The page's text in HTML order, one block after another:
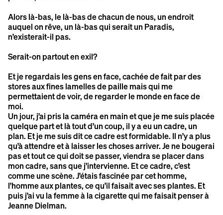
Alors là-bas, le là-bas de chacun de nous, un endroit
auquel on rêve, un là-bas qui serait un Paradis,
n’existerait-il pas.
Serait-on partout en exil?
Et je regardais les gens en face, cachée de fait par des
stores aux fines lamelles de paille mais qui me
permettaient de voir, de regarder le monde en face de
moi.
Un jour, j’ai pris la caméra en main et que je me suis placée
quelque part et là tout d’un coup, il y a eu un cadre, un
plan. Et je me suis dit ce cadre est formidable. Il n’y a plus
qu’à attendre et à laisser les choses arriver. Je ne bougerai
pas et tout ce qui doit se passer, viendra se placer dans
mon cadre, sans que j’intervienne. Et ce cadre, c’est
comme une scène. J’étais fascinée par cet homme,
l’homme aux plantes, ce qu’il faisait avec ses plantes. Et
puis j’ai vu la femme à la cigarette qui me faisait penser à
Jeanne Dielman.